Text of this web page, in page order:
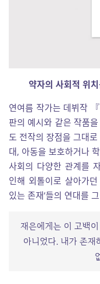
약자의 사회적 위
연여름 작가는 데뷔작
판의 예시와 같은 작품
도 전작의 장점을 그대
대, 아동을 보호하거나
사회의 다양한 관계를
인해 외톨이로 살아가
있는 존재’들의 연대를
재은에게는 이 고백
아니었다. 내가 존재